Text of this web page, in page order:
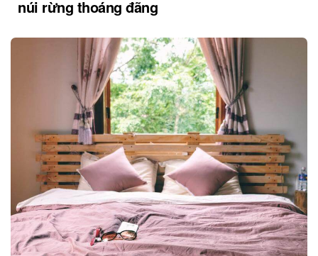
núi rừng thoáng đãng